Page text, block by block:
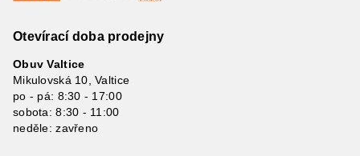
Otevírací doba prodejny
Obuv Valtice
Mikulovská 10, Valtice
po - pá: 8:30 - 17:00
sobota: 8:30 - 11:00
neděle: zavřeno